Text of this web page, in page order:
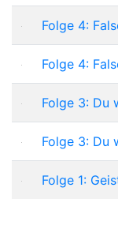
Folge 4:
Folge 4:
Folge 3: Du
Folge 3: Du
Folge 1: